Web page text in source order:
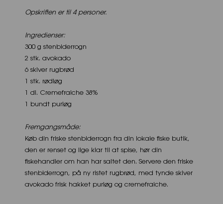
Opskriften er til 4 personer.
Ingredienser:
300 g stenbiderrogn
2 stk. avokado
6 skiver rugbrød
1 stk. rødløg
1 dl. Cremefraiche 38%
1 bundt purløg
Fremgangsmåde:
Køb din friske stenbiderrogn fra din lokale fiske butik,
den er renset og lige klar til at spise, hør din
fiskehandler om han har saltet den. Servere den friske
stenbiderrogn, på ny ristet rugbrød, med tynde skiver
avokado frisk hakket purløg og cremefraiche.